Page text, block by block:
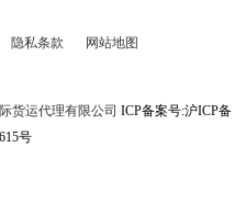
隐私条款 网站地图
货运代理有限公司 ICP备案号:沪ICP备
号